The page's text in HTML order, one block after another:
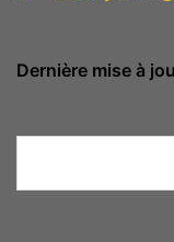
Dernière mise à